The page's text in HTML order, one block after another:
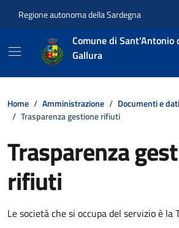
Regione autonoma della Sardegna
Comune di Sant'Antonio
Gallura
Home Amministrazione
Documenti e dati
Trasparenza gestione rifiuti
Trasparenza
rifiuti
Dettagli della
Le società che si occupa del servizio è la